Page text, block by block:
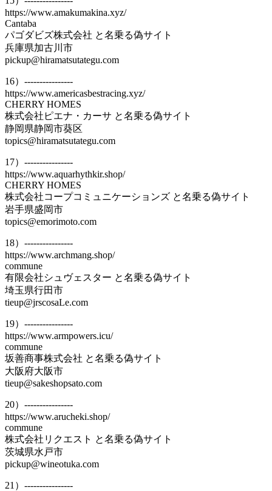
https://www.amakumakina.xyz/
Cantaba
パゴダビズ株式会社 と名乗る偽サイト
兵庫県加古川市
pickup@hiramatsutategu.com
16）----------------
https://www.americasbestracing.xyz/
CHERRY HOMES
株式会社ピエナ・カーサ と名乗る偽サイト
静岡県静岡市葵区
topics@hiramatsutategu.com
17）----------------
https://www.aquarhythkir.shop/
CHERRY HOMES
株式会社コープコミュニケーションズ と名乗る偽サイト
岩手県盛岡市
topics@emorimoto.com
18）----------------
https://www.archmang.shop/
commune
有限会社シュヴェスター と名乗る偽サイト
埼玉県行田市
tieup@jrscosaLe.com
19）----------------
https://www.armpowers.icu/
commune
坂善商事株式会社 と名乗る偽サイト
大阪府大阪市
tieup@sakeshopsato.com
20）----------------
https://www.arucheki.shop/
commune
株式会社リクエスト と名乗る偽サイト
茨城県水戸市
pickup@wineotuka.com
21）----------------